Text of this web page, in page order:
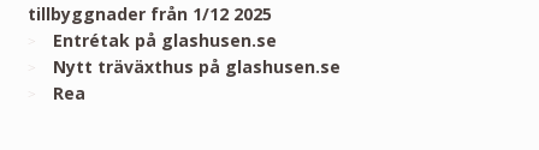
tillbyggnader från 1/12 2025
Entrétak på glashusen.se
Nytt träväxthus på glashusen.se
Rea